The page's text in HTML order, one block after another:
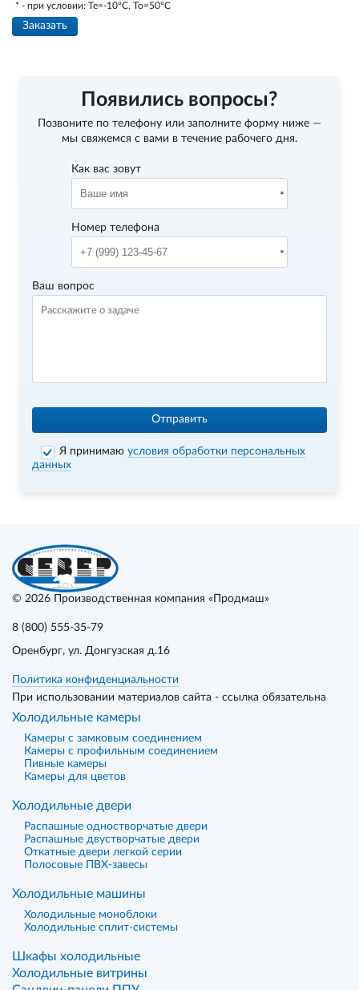
* - при условии: Te=-10ºC, To=50ºC
Заказать
Появились вопросы?
Позвоните по телефону или заполните форму ниже —
мы свяжемся с вами в течение рабочего дня.
Как вас зовут
Номер телефона
Ваш вопрос
Отправить
Я принимаюусловия обработки персональных
данных
© 2026 Производственная компания «Продмаш»
8 (800) 555-35-79
Оренбург, ул. Донгузская д.16
Политика конфиденциальности
При использовании материалов сайта - ссылка обязательна
Холодильные камеры
Камеры с замковым соединением
Камеры с профильным соединением
Пивные камеры
Камеры для цветов
Холодильные двери
Распашные одностворчатые двери
Распашные двустворчатые двери
Откатные двери легкой серии
Полосовые ПВХ-завесы
Холодильные машины
Холодильные моноблоки
Холодильные сплит-системы
Шкафы холодильные
Холодильные витрины